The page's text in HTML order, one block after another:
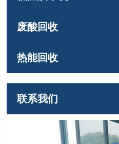
废酸回收
热能回收
联系我们